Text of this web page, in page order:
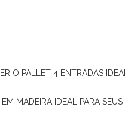
O PALLET 4 ENTRADAS
MADEIRA IDEAL PARA